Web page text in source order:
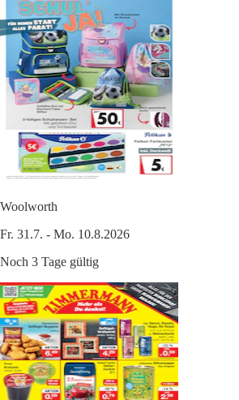
Woolworth
Fr. 31.7. - Mo. 10.8.2026
Noch 3 Tage gültig